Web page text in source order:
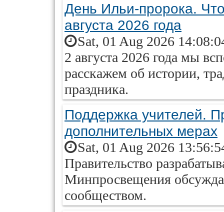
День Ильи-пророка.
августа 2026 года
Sat, 01 Aug 2026
2 августа 2026 года мы
расскажем об истории,
праздника.
Поддержка учителей.
дополнительных мерах
Sat, 01 Aug 2026
Правительство
Минпросвещения
сообществом.